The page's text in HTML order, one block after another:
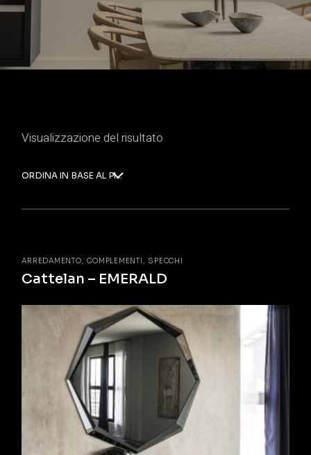
Visualizzazione del risultato
ORDINA IN BASE AL PIÙ RECENTE
ARREDAMENTO COMPLEMENTI SPECCHI
Cattelan – EMERALD